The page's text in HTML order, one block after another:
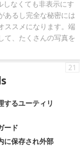
なくても非表示にす
あるし完全な秘密には
ススメになります。端
て、たくさんの写真を
するユーティリ
ード
に保存され外部
21